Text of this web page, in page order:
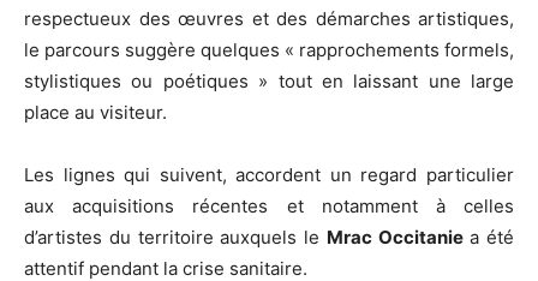
respectueux des œuvres et des démarches artistiques,
le parcours suggère quelques « rapprochements formels,
stylistiques ou poétiques » tout en laissant une large
place au visiteur.
Les lignes qui suivent, accordent un regard particulier
aux acquisitions récentes et notamment à celles
d’artistes du territoire auxquels le Mrac Occitaniea été
attentif pendant la crise sanitaire.